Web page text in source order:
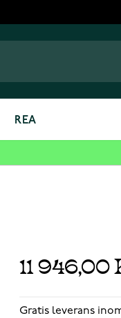
REA
11
Gratis leverans